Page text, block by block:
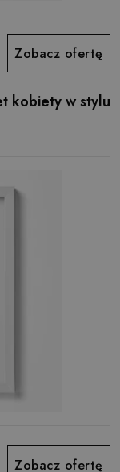
Zobacz ofertę
kobiety w stylu
Zobacz ofertę